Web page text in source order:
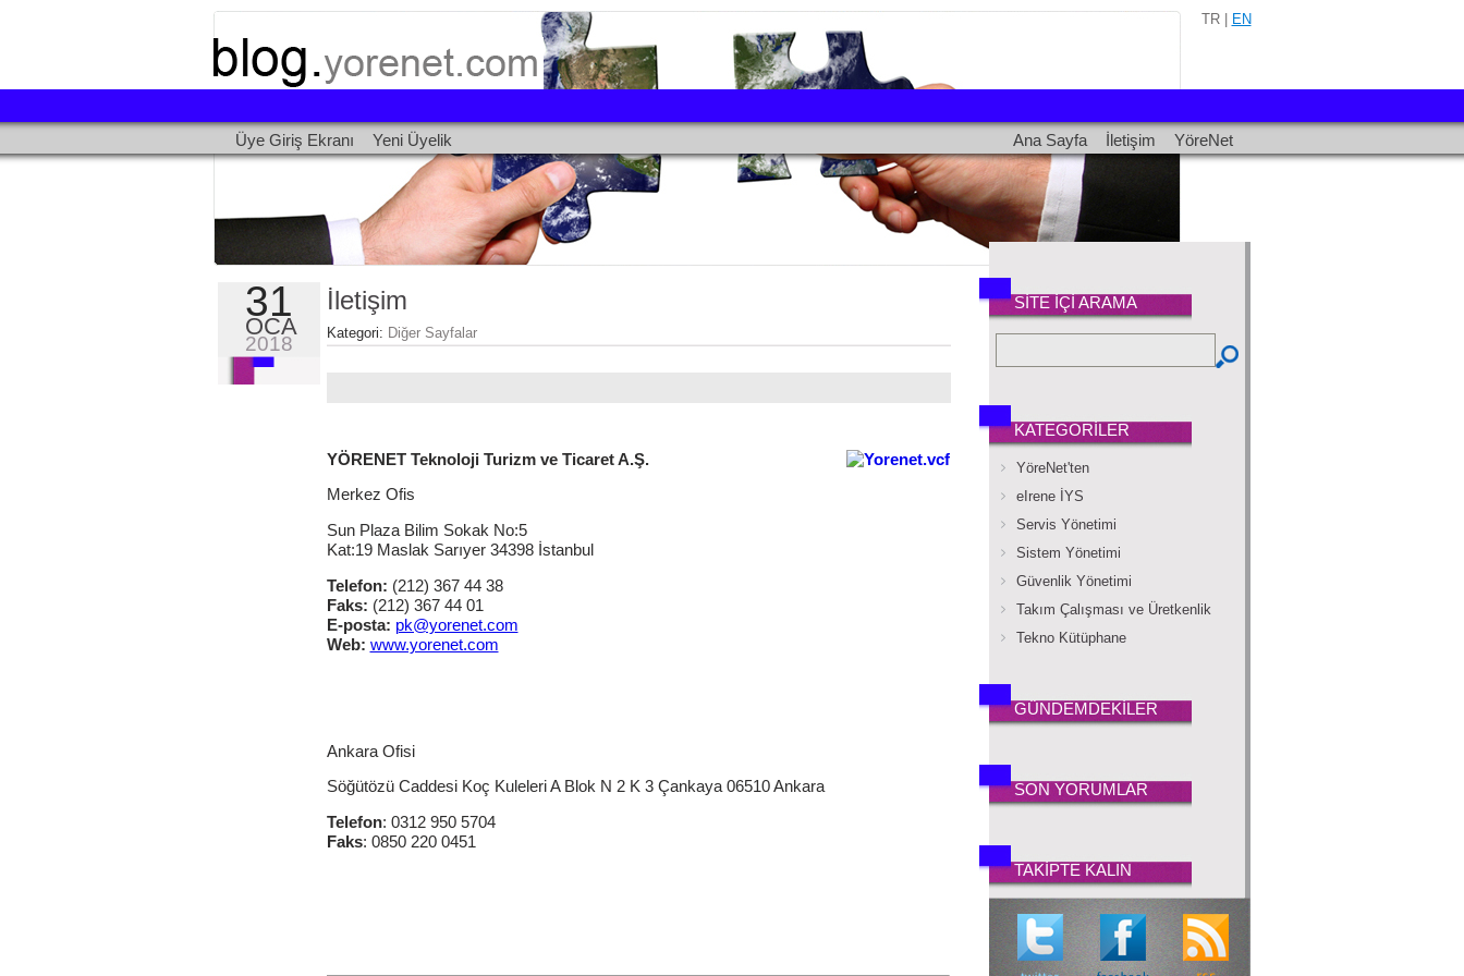
TR | EN
Üye Giriş Ekranı Yeni Üyelik Ana Sayfa İletişim YöreNet
31
OCA
2018
İletişim
Kategori: Diğer Sayfalar
YÖRENET Teknoloji Turizm ve Ticaret A.Ş.
Merkez Ofis
Sun Plaza Bilim Sokak No:5
Kat:19 Maslak Sarıyer 34398 İstanbul
Telefon: (212) 367 44 38
Faks: (212) 367 44 01
E-posta: pk@yorenet.com
Web: www.yorenet.com
Ankara Ofisi
Söğütözü Caddesi Koç Kuleleri A Blok N 2 K 3 Çankaya 06510 Ankara
Telefon: 0312 950 5704
Faks: 0850 220 0451
SİTE İÇİ ARAMA
KATEGORİLER
YöreNet'ten
eIrene İYS
Servis Yönetimi
Sistem Yönetimi
Güvenlik Yönetimi
Takım Çalışması ve Üretkenlik
Tekno Kütüphane
GÜNDEMDEKİLER
SON YORUMLAR
TAKİPTE KALIN